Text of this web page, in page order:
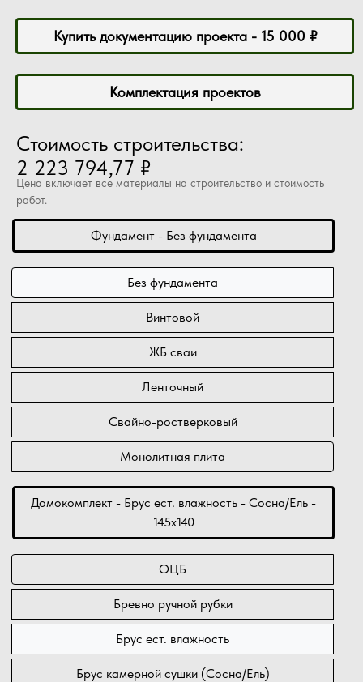
Купить документацию проекта - 15 000 ₽
Комплектация проектов
Стоимость строительства:
2 223 794,77 ₽
Цена включает все материалы на строительство и стоимость
работ.
Фундамент - Без фундамента
Без фундамента
Винтовой
ЖБ сваи
Ленточный
Свайно-ростверковый
Монолитная плита
Домокомплект - Брус ест. влажность - Сосна/Ель -
145х140
ОЦБ
Бревно ручной рубки
Брус ест. влажность
Брус камерной сушки (Сосна/Ель)